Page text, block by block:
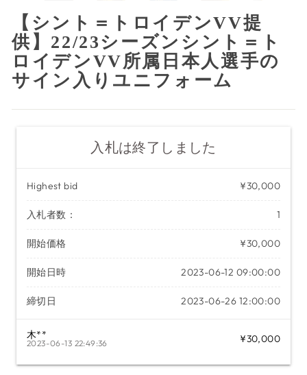
【シント＝トロイデンVV提
供】22/23シーズンシント＝ト
ロイデンVV所属日本人選手の
サイン入りユニフォーム
入札は終了しました
Highest bid ¥30,000
入札者数： 1
開始価格 ¥30,000
開始日時 2023-06-12 09:00:00
締切日 2023-06-26 12:00:00
木**
2023-06-13 22:49:36 ¥30,000